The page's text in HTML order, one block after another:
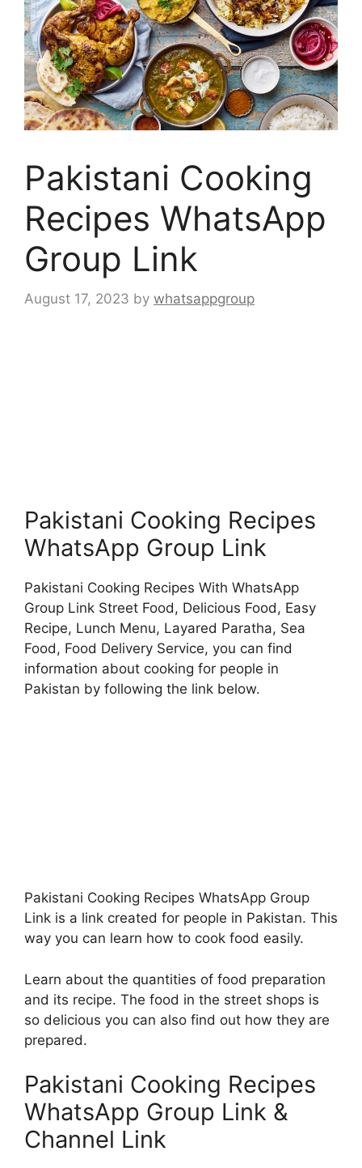
Pakistani Cooking
Recipes WhatsApp
Group Link
August 17, 2023 by whatsappgroup
Pakistani Cooking Recipes
WhatsApp Group Link
Pakistani Cooking Recipes With WhatsApp
Group Link Street Food, Delicious Food, Easy
Recipe, Lunch Menu, Layared Paratha, Sea
Food, Food Delivery Service, you can find
information about cooking for people in
Pakistan by following the link below.
Pakistani Cooking Recipes WhatsApp Group
Link is a link created for people in Pakistan. This
way you can learn how to cook food easily.
Learn about the quantities of food preparation
and its recipe. The food in the street shops is
so delicious you can also find out how they are
prepared.
Pakistani Cooking Recipes
WhatsApp Group Link &
Channel Link